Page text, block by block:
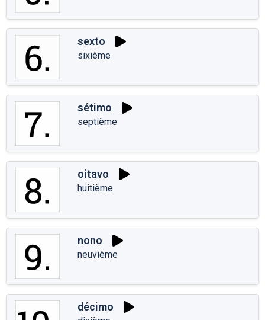
sexto
sixième
sétimo
septième
oitavo
huitième
nono
neuvième
décimo